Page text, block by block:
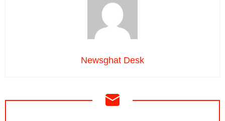
Newsghat Desk